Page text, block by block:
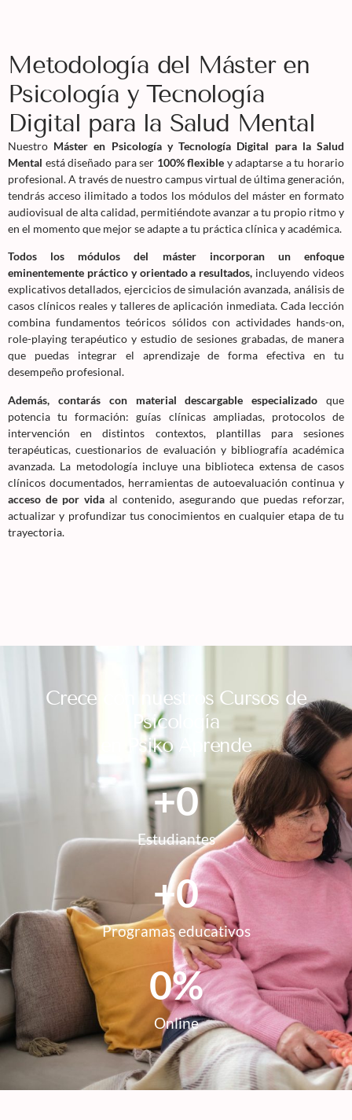
Metodología del Máster en
Psicología y Tecnología
Digital para la Salud Mental
Nuestro Máster en Psicología y Tecnología Digital para la Salud
Mental está diseñado para ser 100% flexible y adaptarse a tu horario
profesional. A través de nuestro campus virtual de última generación,
tendrás acceso ilimitado a todos los módulos del máster en formato
audiovisual de alta calidad, permitiéndote avanzar a tu propio ritmo y
en el momento que mejor se adapte a tu práctica clínica y académica.
Todos los módulos del máster incorporan un enfoque
eminentemente práctico y orientado a resultados, incluyendo videos
explicativos detallados, ejercicios de simulación avanzada, análisis de
casos clínicos reales y talleres de aplicación inmediata. Cada lección
combina fundamentos teóricos sólidos con actividades hands-on,
role-playing terapéutico y estudio de sesiones grabadas, de manera
que puedas integrar el aprendizaje de forma efectiva en tu
desempeño profesional.
Además, contarás con material descargable especializado que
potencia tu formación: guías clínicas ampliadas, protocolos de
intervención en distintos contextos, plantillas para sesiones
terapéuticas, cuestionarios de evaluación y bibliografía académica
avanzada. La metodología incluye una biblioteca extensa de casos
clínicos documentados, herramientas de autoevaluación continua y
acceso de por vida al contenido, asegurando que puedas reforzar,
actualizar y profundizar tus conocimientos en cualquier etapa de tu
trayectoria.
Crece con nuestros Cursos de
Psicología
en Psiko Aprende
Estudiantes
+0
Programas educativos
+0
Online
0%